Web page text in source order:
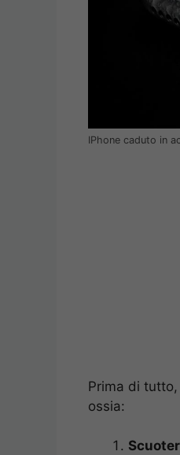
IPhone caduto in
Prima di
ossia: